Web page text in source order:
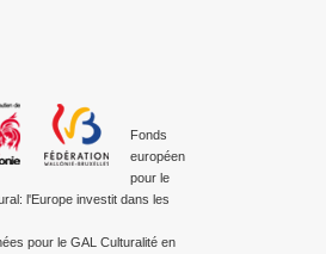
Fonds
européen
pour le
l'Europe investit dans les
pour le GAL Culturalité en